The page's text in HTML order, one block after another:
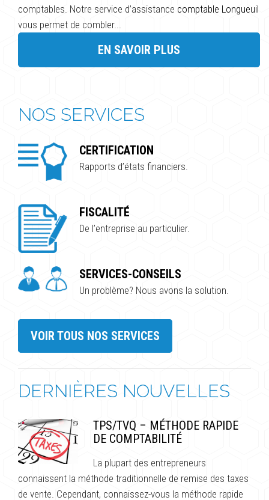
comptables. Notre service d’assistance comptable Longueuil
vous permet de combler...
EN SAVOIR PLUS
NOS SERVICES
CERTIFICATION
Rapports d’états financiers.
FISCALITÉ
De l’entreprise au particulier.
SERVICES-CONSEILS
Un problème? Nous avons la solution.
VOIR TOUS NOS SERVICES
DERNIÈRES NOUVELLES
TPS/TVQ – MÉTHODE RAPIDE
DE COMPTABILITÉ
La plupart des entrepreneurs
connaissent la méthode traditionnelle de remise des taxes
de vente. Cependant, connaissez-vous la méthode rapide